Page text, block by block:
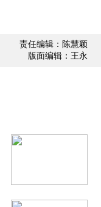
责任编辑：陈慧颖
版面编辑：王永